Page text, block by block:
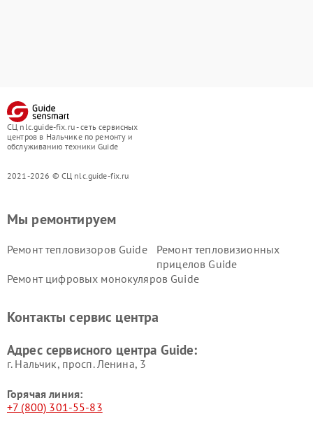
СЦ nlc.guide-fix.ru - сеть сервисных
центров в Нальчике по ремонту и
обслуживанию техники Guide
2021-2026 © СЦ nlc.guide-fix.ru
Мы ремонтируем
Ремонт тепловизоров Guide
Ремонт тепловизионных
прицелов Guide
Ремонт цифровых монокуляров Guide
Контакты сервис центра
Адрес сервисного центра Guide:
г. Нальчик, просп. Ленина, 3
Горячая линия:
+7 (800) 301-55-83